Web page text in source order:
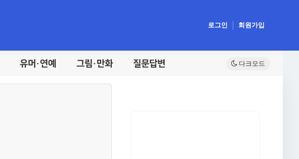
로그인 회원가입
유머·연예 그림·만화 질문답변